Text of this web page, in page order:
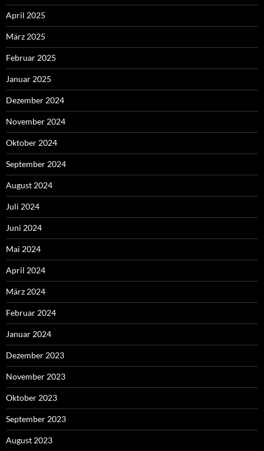
April 2025
März 2025
Februar 2025
Januar 2025
Dezember 2024
November 2024
Oktober 2024
September 2024
August 2024
Juli 2024
Juni 2024
Mai 2024
April 2024
März 2024
Februar 2024
Januar 2024
Dezember 2023
November 2023
Oktober 2023
September 2023
August 2023